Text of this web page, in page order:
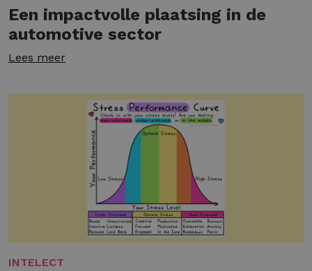
Een impactvolle plaatsing in de
automotive sector
Lees meer
INTELECT